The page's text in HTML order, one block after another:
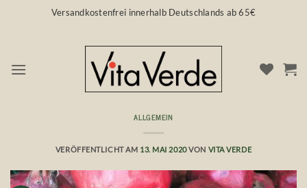
Versandkostenfrei innerhalb Deutschlands ab 65€
ALLGEMEIN
VERÖFFENTLICHT AM 13. MAI 2020VON VITA VERDE